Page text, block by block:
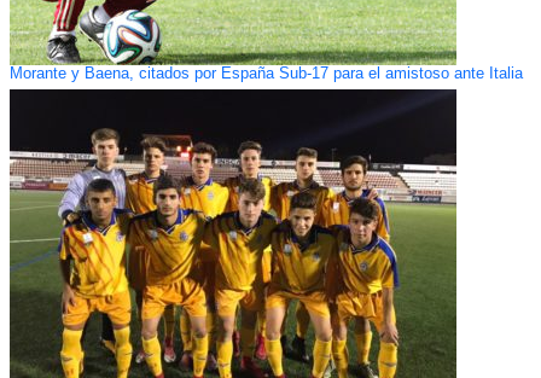
Morante y Baena, citados por España Sub-17 para el amistoso ante Italia